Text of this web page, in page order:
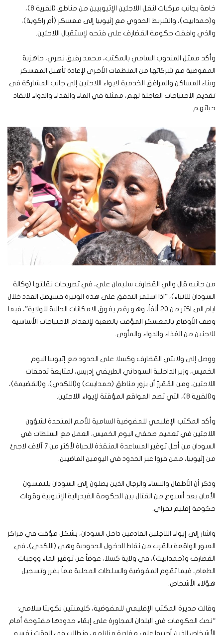
خاصة بجانب مركبات لنقل اللاجئين الإثيوبيين من مناطق (القرية 8)،
و(حمداييت)، والشريط الحدوي مع إثيوبيا إلى معسكر (أم راكوبة)،
والذي وافقت حكومة القضارف على فتحه لإستقبال اللاجئين.
وأكد ممثل المندوب السامي بالمكتب، محمد رفيق نصري، جاهزية
المفوضية مع شركائها من المنظمات الأخرى لإعادة تأهيل المعسكر
وبناء المساكن والمرافق الخدمية لايواء اللاجئين إلى جانب المشاركة فى
تقديم الاحتياجات العاجلة لهم، ممثلة في الماء والغذاء والدواء لانقاذ
حياتهم.
من جانبه قال والي القضارف سليمان علي، في تصريحات نقلتها (وكالة
السودان للانباء)، “اذا استمر التدفق على هذه الوتيرة فسيصل العدد خلال
ايام الى اكثر من 20 ألفاً، وهو رقم يفوق الامكانات الحالية للولاية”، فيما
وصف الأوضاع بالمعسكر المؤقت بالصعبة لإنعدام الاحتياجات الأساسية
للاجئين من الغذاء والدواء والمأوى.
ووصل إلى ولايتي القضارف وكسلا على الحدود مع إثيوبيا اليوم
الخميس، وزير الداخلية السوداني الطريفي إدريس، لمتابعة تدفقات
اللاجئين، ومن المُقررّ أن يزور مناطق (حمداييت) و(اللكدي)، و(القضيمة)،
و(القرية 8)، التي تضم المواقع المؤقتة لإيواء اللاجئين.
وأكد المكتب الإقليمي للمفوضية السامية للأمم المتحدة لشؤون
اللاجئين في تعميم صحفي اليوم الخميس، العمل مع السلطات في
السودان من أجل توفير المساعدة المنقذة للحياة لأكثر من 7 آلاف لاجئ
من إثيوبيا، ممن فروا عبر الحدود في اليومين الماضيين.
وذكر أن الأطفال والنساء والرجال الذين يصلون إلى السودان يلتمسون
الأمان بعد أسبوع من القتال بين الحكومة الفيدرالية الإثيوبية وقوات
حكومة إقليم تقراي.
واشار إلى إيواء اللاجئين القادمين داخل السودان، بشكل مؤقت في مراكز
العبور الواقعة بالقرب من نقاط الدخول الحدودية وهي (اللكدي)، في
القضارف و(حمداييت)، في ولاية كسلا، عوضاً عن توفير الماء ووجبات
الطعام، فيما تقوم المفوضية والسلطات المحلية معاً بفرز وتسجيل
هؤلاء الأشخاص.
وقالت مديرة المكتب الإقليمي للمفوضية، كليمنتين نكويتا سلامي:
“نحث الحكومات في البلدان المجاورة على إبقاء حدودها مفتوحة أمام
الأشخاص الذين أجبروا على مغادرة منازلهم، ونطالب في الوقت نفسه